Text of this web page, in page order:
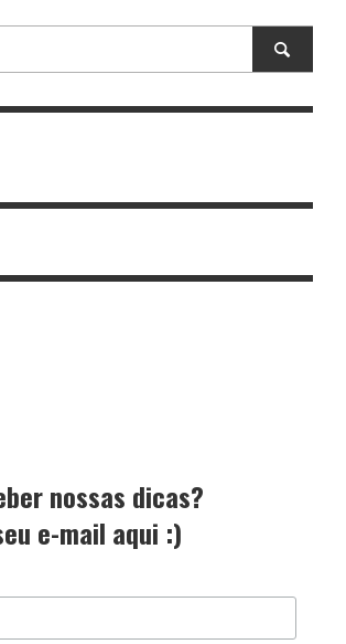
nossas dicas?
e-mail aqui :)